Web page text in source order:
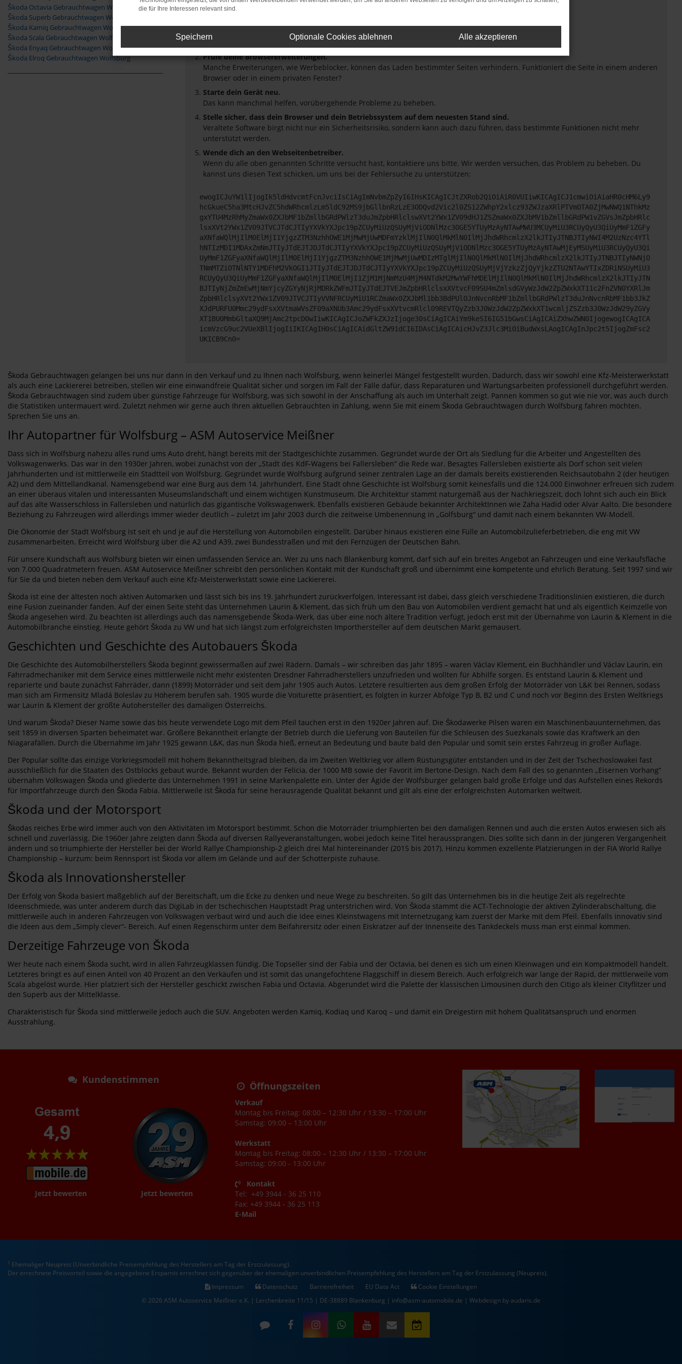
Škoda Octavia Gebrauchtwagen Wolfsburg
Škoda Superb Gebrauchtwagen Wolfsburg
Škoda Kamiq Gebrauchtwagen Wolfsburg
Škoda Scala Gebrauchtwagen Wolfsburg
Škoda Enyaq Gebrauchtwagen Wolfsburg
Škoda Elroq Gebrauchtwagen Wolfsburg
Beim Laden ist ein Fehler aufgetreten.
Hier sind ein paar Tipps, die dir helfen können:
Überprüfe deine Firewall und deine Internetverbindung.
Laden andere Webseiten, zum Beispiel deine Suchmaschine?
Prüfe deine Browsererweiterungen.
Manche Erweiterungen, wie Werbeblocker, können das Laden bestimmter Seiten verhindern. Funktioniert die Seite in einem anderen
Browser oder in einem privaten Fenster?
Starte dein Gerät neu.
Das kann manchmal helfen, vorübergehende Probleme zu beheben.
Stelle sicher, dass dein Browser und dein Betriebssystem auf dem neuesten Stand sind.
Veraltete Software birgt nicht nur ein Sicherheitsrisiko, sondern kann auch dazu führen, dass bestimmte Funktionen nicht mehr
unterstützt werden.
Wende dich an den Webseitenbetreiber.
Wenn du alle oben genannten Schritte versucht hast, kontaktiere uns bitte. Wir werden versuchen, das Problem zu beheben. Du
kannst uns diesen Text schicken, um uns bei der Fehlersuche zu unterstützen:
ewogICJuYW1lIjogIk5ldHdvcmtFcnJvciIsCiAgImNvbmZpZyI6IHsKICAgICJtZXRob2QiOiAiR0VUIiwKICAgICJ1cmwiOiAiaHR0cHM6Ly9
hcGkueC5ha3MtcHJvZC5hdWRhcmlzLm5ldC92MS9jbGllbnRzLzE3ODQvd2Vic2l0ZS12ZWhpY2xlcz93ZWJzaXRlPTVmOTA0ZjMwNWQ1NThkMz
gxYTU4MzRhMyZmaWx0ZXJbMF1bZmllbGRdPWlzT3duJmZpbHRlclswXVt2YWx1ZV09dHJ1ZSZmaWx0ZXJbMV1bZmllbGRdPW1vZGVsJmZpbHRlc
lsxXVt2YWx1ZV09JTVCJTdCJTIyYXVkYXJpc19pZCUyMiUzQSUyMjViODNlMzc3OGE5YTUyMzAyNTAwMWU3MCUyMiU3RCUyQyU3QiUyMmF1ZGFy
aXNfaWQlMjIlM0ElMjI1YjgzZTM3NzhhOWE1MjMwMjUwMDFmYzklMjIlN0QlMkMlN0IlMjJhdWRhcmlzX2lkJTIyJTNBJTIyNWI4M2UzNzc4YTl
hNTIzMDI1MDAxZmNmJTIyJTdEJTJDJTdCJTIyYXVkYXJpc19pZCUyMiUzQSUyMjViODNlMzc3OGE5YTUyMzAyNTAwMjEyMSUyMiU3RCUyQyU3Qi
UyMmF1ZGFyaXNfaWQlMjIlM0ElMjI1YjgzZTM3NzhhOWE1MjMwMjUwMDIzMTglMjIlN0QlMkMlN0IlMjJhdWRhcmlzX2lkJTIyJTNBJTIyNWNjO
TNmMTZiOTNlNTY1MDFhM2VkOGI1JTIyJTdEJTJDJTdCJTIyYXVkYXJpc19pZCUyMiUzQSUyMjVjYzkzZjQyYjkzZTU2NTAwYTIxZDRiNSUyMiU3
RCUyQyU3QiUyMmF1ZGFyaXNfaWQlMjIlM0ElMjI1ZjM1MjNmMzU4MjM4NTdkM2MwYWFhMDElMjIlN0QlMkMlN0IlMjJhdWRhcmlzX2lkJTIyJTN
BJTIyNjZmZmEwMjNmYjcyZGYyNjRjMDRkZWFmJTIyJTdEJTVEJmZpbHRlclsxXVtvcF09SU4mZmlsdGVyWzJdW2ZpZWxkXT11c2FnZVN0YXRlJm
ZpbHRlclsyXVt2YWx1ZV09JTVCJTIyVVNFRCUyMiU1RCZmaWx0ZXJbMl1bb3BdPUlOJnNvcnRbMF1bZmllbGRdPWlzT3duJnNvcnRbMF1bb3JkZ
XJdPURFU0Mmc29ydFsxXVtmaWVsZF09aXNUb3Amc29ydFsxXVtvcmRlcl09REVTQyZzb3J0WzJdW2ZpZWxkXT1wcmljZSZzb3J0WzJdW29yZGVy
XT1BU0MmbGltaXQ9MjAmc2tpcD0wIiwKICAgICJoZWFkZXJzIjoge30sCiAgICAiYm9keSI6IG51bGwsCiAgICAiZXhwZWN0IjogewogICAgICA
icmVzcG9uc2VUeXBlIjogIiIKICAgIH0sCiAgICAidGltZW91dCI6IDAsCiAgICAicHJvZ3Jlc3MiOiBudWxsLAogICAgInJpc2t5IjogZmFsc2
UKICB9Cn0=
Škoda Gebrauchtwagen gelangen bei uns nur dann in den Verkauf und zu Ihnen nach Wolfsburg, wenn keinerlei Mängel festgestellt wurden. Dadurch, dass wir sowohl eine Kfz-Meisterwerkstatt
als auch eine Lackiererei betreiben, stellen wir eine einwandfreie Qualität sicher und sorgen im Fall der Fälle dafür, dass Reparaturen und Wartungsarbeiten professionell durchgeführt werden.
Škoda Gebrauchtwagen sind zudem über günstige Fahrzeuge für Wolfsburg, was sich sowohl in der Anschaffung als auch im Unterhalt zeigt. Pannen kommen so gut wie nie vor, was auch durch
die Statistiken untermauert wird. Zuletzt nehmen wir gerne auch Ihren aktuellen Gebrauchten in Zahlung, wenn Sie mit einem Škoda Gebrauchtwagen durch Wolfsburg fahren möchten.
Sprechen Sie uns an.
Ihr Autopartner für Wolfsburg – ASM Autoservice Meißner
Dass sich in Wolfsburg nahezu alles rund ums Auto dreht, hängt bereits mit der Stadtgeschichte zusammen. Gegründet wurde der Ort als Siedlung für die Arbeiter und Angestellten des
Volkswagenwerks. Das war in den 1930er Jahren, wobei zunächst von der „Stadt des KdF-Wagens bei Fallersleben“ die Rede war. Besagtes Fallersleben existierte als Dorf schon seit vielen
Jahrhunderten und ist mittlerweile ein Stadtteil von Wolfsburg. Gegründet wurde Wolfsburg aufgrund seiner zentralen Lage an der damals bereits existierenden Reichsautobahn 2 (der heutigen
A2) und dem Mittellandkanal. Namensgebend war eine Burg aus dem 14. Jahrhundert. Eine Stadt ohne Geschichte ist Wolfsburg somit keinesfalls und die 124.000 Einwohner erfreuen sich zudem
an einer überaus vitalen und interessanten Museumslandschaft und einem wichtigen Kunstmuseum. Die Architektur stammt naturgemäß aus der Nachkriegszeit, doch lohnt sich auch ein Blick
auf das alte Wasserschloss in Fallersleben und natürlich das gigantische Volkswagenwerk. Ebenfalls existieren Gebäude bekannter ArchitektInnen wie Zaha Hadid oder Alvar Aalto. Die besondere
Beziehung zu Fahrzeugen wird allerdings immer wieder deutlich – zuletzt im Jahr 2003 durch die zeitweise Umbenennung in „Golfsburg“ und damit nach einem bekannten VW-Modell.
Die Ökonomie der Stadt Wolfsburg ist seit eh und je auf die Herstellung von Automobilen eingestellt. Darüber hinaus existieren eine Fülle an Automobilzulieferbetrieben, die eng mit VW
zusammenarbeiten. Erreicht wird Wolfsburg über die A2 und A39, zwei Bundesstraßen und mit den Fernzügen der Deutschen Bahn.
Für unsere Kundschaft aus Wolfsburg bieten wir einen umfassenden Service an. Wer zu uns nach Blankenburg kommt, darf sich auf ein breites Angebot an Fahrzeugen und eine Verkaufsfläche
von 7.000 Quadratmetern freuen. ASM Autoservice Meißner schreibt den persönlichen Kontakt mit der Kundschaft groß und übernimmt eine kompetente und ehrlich Beratung. Seit 1997 sind wir
für Sie da und bieten neben dem Verkauf auch eine Kfz-Meisterwerkstatt sowie eine Lackiererei.
Škoda ist eine der ältesten noch aktiven Automarken und lässt sich bis ins 19. Jahrhundert zurückverfolgen. Interessant ist dabei, dass gleich verschiedene Traditionslinien existieren, die durch
eine Fusion zueinander fanden. Auf der einen Seite steht das Unternehmen Laurin & Klement, das sich früh um den Bau von Automobilen verdient gemacht hat und als eigentlich Keimzelle von
Škoda angesehen wird. Zu beachten ist allerdings auch das namensgebende Škoda-Werk, das über eine noch ältere Tradition verfügt, jedoch erst mit der Übernahme von Laurin & Klement in die
Automobilbranche einstieg. Heute gehört Škoda zu VW und hat sich längst zum erfolgreichsten Importhersteller auf dem deutschen Markt gemausert.
Geschichten und Geschichte des Autobauers Škoda
Die Geschichte des Automobilherstellers Škoda beginnt gewissermaßen auf zwei Rädern. Damals – wir schreiben das Jahr 1895 – waren Václav Klement, ein Buchhändler und Václav Laurin, ein
Fahrradmechaniker mit dem Service eines mittlerweile nicht mehr existenten Dresdner Fahrradherstellers unzufrieden und wollten für Abhilfe sorgen. Es entstand Laurin & Klement und
reparierte und baute zunächst Fahrräder, dann (1899) Motorräder und seit dem Jahr 1905 auch Autos. Letztere resultierten aus dem großen Erfolg der Motorräder von L&K bei Rennen, sodass
man sich am Firmensitz Mladá Boleslav zu Höherem berufen sah. 1905 wurde die Voiturette präsentiert, es folgten in kurzer Abfolge Typ B, B2 und C und noch vor Beginn des Ersten Weltkriegs
war Laurin & Klement der größte Autohersteller des damaligen Österreichs.
Und warum Škoda? Dieser Name sowie das bis heute verwendete Logo mit dem Pfeil tauchen erst in den 1920er Jahren auf. Die Škodawerke Pilsen waren ein Maschinenbauunternehmen, das
seit 1859 in diversen Sparten beheimatet war. Größere Bekanntheit erlangte der Betrieb durch die Lieferung von Bauteilen für die Schleusen des Suezkanals sowie das Kraftwerk an den
Niagarafällen. Durch die Übernahme im Jahr 1925 gewann L&K, das nun Škoda hieß, erneut an Bedeutung und baute bald den Popular und somit sein erstes Fahrzeug in großer Auflage.
Der Popular sollte das einzige Vorkriegsmodell mit hohem Bekanntheitsgrad bleiben, da im Zweiten Weltkrieg vor allem Rüstungsgüter entstanden und in der Zeit der Tschechoslowakei fast
ausschließlich für die Staaten des Ostblocks gebaut wurde. Bekannt wurden der Felicia, der 1000 MB sowie der Favorit im Bertone-Design. Nach dem Fall des so genannten „Eisernen Vorhang“
übernahm Volkswagen Škoda und gliederte das Unternehmen 1991 in seine Markenpalette ein. Unter der Ägide der Wolfsburger gelangen bald große Erfolge und das Aufstellen eines Rekords
für Importfahrzeuge durch den Škoda Fabia. Mittlerweile ist Škoda für seine herausragende Qualität bekannt und gilt als eine der erfolgreichsten Automarken weltweit.
Škoda und der Motorsport
Škodas reiches Erbe wird immer auch von den Aktivitäten im Motorsport bestimmt. Schon die Motorräder triumphierten bei den damaligen Rennen und auch die ersten Autos erwiesen sich als
schnell und zuverlässig. Die 1960er Jahre zeigten dann Škoda auf diversen Rallyeveranstaltungen, wobei jedoch keine Titel heraussprangen. Dies sollte sich dann in der jüngeren Vergangenheit
ändern und so triumphierte der Hersteller bei der World Rallye Championship-2 gleich drei Mal hintereinander (2015 bis 2017). Hinzu kommen exzellente Platzierungen in der FIA World Rallye
Championship – kurzum: beim Rennsport ist Škoda vor allem im Gelände und auf der Schotterpiste zuhause.
Škoda als Innovationshersteller
Der Erfolg von Škoda basiert maßgeblich auf der Bereitschaft, um die Ecke zu denken und neue Wege zu beschreiten. So gilt das Unternehmen bis in die heutige Zeit als regelrechte
Ideenschmiede, was unter anderem durch das DigiLab in der tschechischen Hauptstadt Prag unterstrichen wird. Von Škoda stammt die ACT-Technologie der aktiven Zylinderabschaltung, die
mittlerweile auch in anderen Fahrzeugen von Volkswagen verbaut wird und auch die Idee eines Kleinstwagens mit Internetzugang kam zuerst der Marke mit dem Pfeil. Ebenfalls innovativ sind
die Ideen aus dem „Simply clever“- Bereich. Auf einen Regenschirm unter dem Beifahrersitz oder einen Eiskratzer auf der Innenseite des Tankdeckels muss man erst einmal kommen.
Derzeitige Fahrzeuge von Škoda
Wer heute nach einem Škoda sucht, wird in allen Fahrzeugklassen fündig. Die Topseller sind der Fabia und der Octavia, bei denen es sich um einen Kleinwagen und ein Kompaktmodell handelt.
Letzteres bringt es auf einen Anteil von 40 Prozent an den Verkäufen und ist somit das unangefochtene Flaggschiff in diesem Bereich. Auch erfolgreich war lange der Rapid, der mittlerweile vom
Scala abgelöst wurde. Hier platziert sich der Hersteller geschickt zwischen Fabia und Octavia. Abgerundet wird die Palette der klassischen Limousinen durch den Citigo als kleiner Cityflitzer und
den Superb aus der Mittelklasse.
Charakteristisch für Škoda sind mittlerweile jedoch auch die SUV. Angeboten werden Kamiq, Kodiaq und Karoq – und damit ein Dreigestirn mit hohem Qualitätsanspruch und enormen
Ausstrahlung.
Kundenstimmen
Jetzt bewerten Jetzt bewerten
Öffnungszeiten
Verkauf
Montag bis Freitag: 08:00 – 12:30 Uhr / 13:30 – 17:00 Uhr
Samstag: 09:00 – 13:00 Uhr
Werkstatt
Montag bis Freitag: 08:00 – 12:30 Uhr / 13:30 – 17:00 Uhr
Samstag: 09:00 - 13:00 Uhr
Kontakt
Tel: +49 3944 - 36 25 110
Fax: +49 3944 - 36 25 113
E-Mail
1 Ehemaliger Neupreis (Unverbindliche Preisempfehlung des Herstellers am Tag der Erstzulassung).
Der errechnete Preisvorteil sowie die angegebene Ersparnis errechnet sich gegenüber der ehemaligen unverbindlichen Preisempfehlung des Herstellers am Tag der Erstzulassung (Neupreis).
Impressum
Datenschutz Barrierefreiheit EU Data Act
Cookie Einstellungen
© 2026 ASM Autoservice Meißner e.K. | Lerchenbreite 11/15 | DE-38889 Blankenburg | info@asm-automobile.de | Webdesign by audaris.de
die für Ihre Interessen relevant sind.
Speichern Optionale Cookies ablehnen Alle akzeptieren